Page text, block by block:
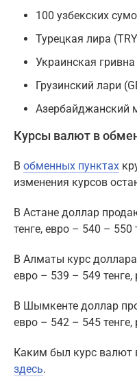
100 узбекских
Турецкая лира
Украинская гривна
Грузинский лари
Азербайджанский
Курсы валют в
В обменных пунктах
изменения курсов
В Астане доллар
тенге, евро – 540 – 550
В Алматы курс доллара
евро – 539 – 549 тенге,
В Шымкенте доллар
евро – 542 – 545 тенге,
Каким был курс валют
здесь.